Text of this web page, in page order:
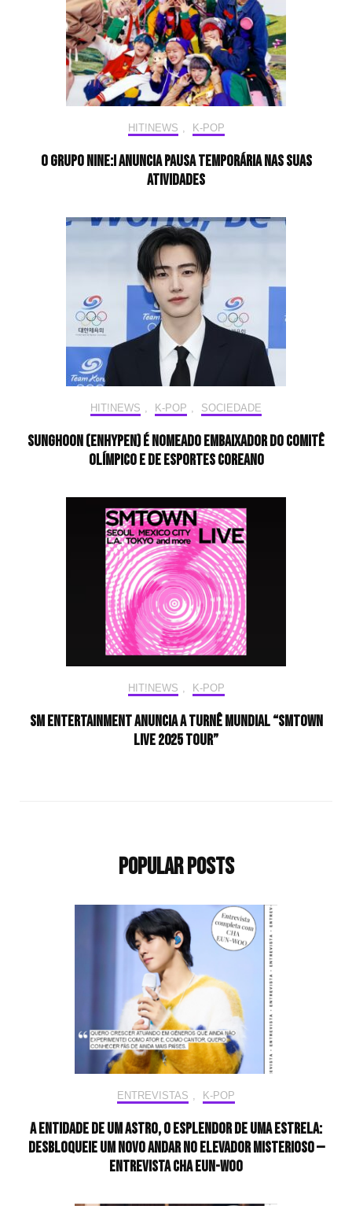
HIT!NEWS K-POP
O grupo NINE:i anuncia pausa temporária nas suas
atividades
HIT!NEWS K-POP SOCIEDADE
SUNGHOON (ENHYPEN) é nomeado embaixador do Comitê
Olímpico e de Esportes coreano
HIT!NEWS K-POP
SM Entertainment anuncia a turnê mundial “SMTOWN
LIVE 2025 TOUR”
Popular Posts
ENTREVISTAS K-POP
A entidade de um astro, o esplendor de uma estrela:
desbloqueie um novo andar no elevador misterioso —
Entrevista CHA EUN-WOO